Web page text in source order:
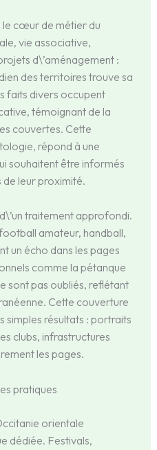
le cœur de métier du
vie associative,
d\’aménagement :
des territoires trouve sa
faits divers occupent
témoignant de la
couvertes. Cette
répond à une
souhaitent être informés
de leur proximité.
traitement approfondi.
amateur, handball,
un écho dans les pages
comme la pétanque
sont pas oubliés, reflétant
Cette couverture
simples résultats : portraits
clubs, infrastructures
les pages.
pratiques
orientale
dédiée. Festivals,